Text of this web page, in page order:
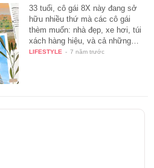
33 tuổi, cô gái 8X này đang sở
hữu nhiều thứ mà các cô gái
thèm muốn: nhà đẹp, xe hơi, túi
xách hàng hiệu, và cả những…
LIFESTYLE - 7 năm trước